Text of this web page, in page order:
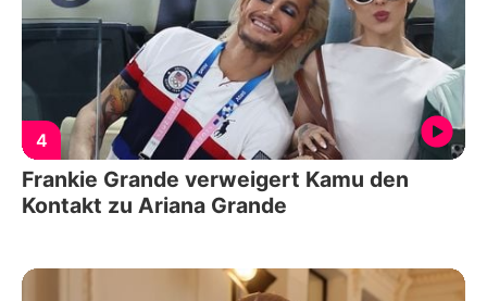
4
Frankie Grande verweigert Kamu den
Kontakt zu Ariana Grande